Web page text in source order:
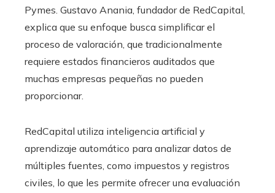
Pymes. Gustavo Anania, fundador de RedCapital,
explica que su enfoque busca simplificar el
proceso de valoración, que tradicionalmente
requiere estados financieros auditados que
muchas empresas pequeñas no pueden
proporcionar.
RedCapital utiliza inteligencia artificial y
aprendizaje automático para analizar datos de
múltiples fuentes, como impuestos y registros
civiles, lo que les permite ofrecer una evaluación